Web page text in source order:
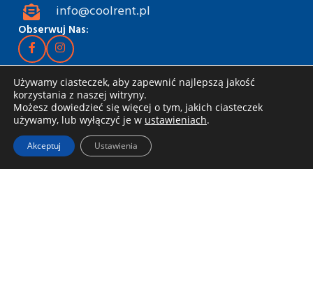
info@coolrent.pl
Obserwuj Nas:
Wynajem narzędzi
Katalog
Rabaty i akcje
Jak wynająć
Dostawa i odbiór
Używamy ciasteczek, aby zapewnić najlepszą jakość
korzystania z naszej witryny.
Możesz dowiedzieć się więcej o tym, jakich ciasteczek
używamy, lub wyłączyć je w ustawieniach.
Akceptuj Ustawienia